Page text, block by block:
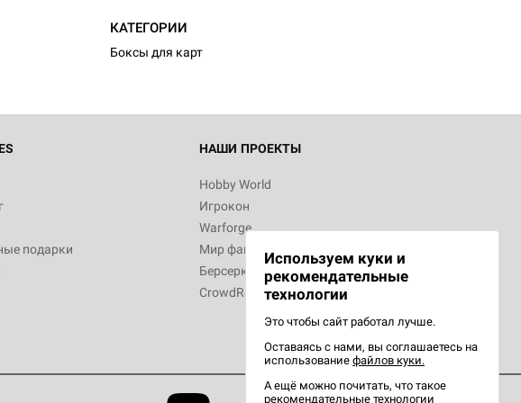
КАТЕГОРИИ
Боксы для карт
подарки
НАШИ ПРОЕКТЫ
Hobby World
Игрокон
Warforge
Мир фантастики
Берсерк
CrowdRepublic
Используем куки и
рекомендательные
технологии
Это чтобы сайт работал лучше.
Оставаясь с нами, вы соглашаетесь на
использование файлов куки.
А ещё можно почитать, что такое
рекомендательные технологии
игра Hobby World Ужас